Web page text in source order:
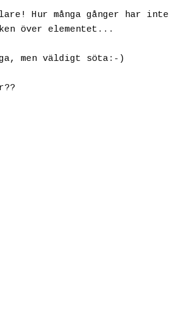
Hur många gånger har inte
över elementet...
men väldigt söta:-)